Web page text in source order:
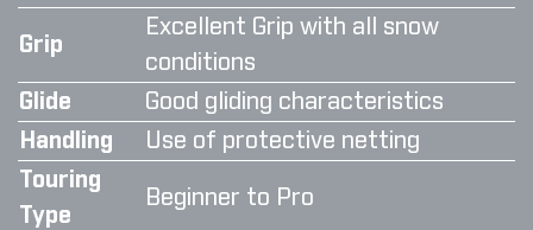
Grip
Excellent Grip with all snow
conditions
Glide
Good gliding characteristics
Handling
Use of protective netting
Touring
Type
Beginner to Pro